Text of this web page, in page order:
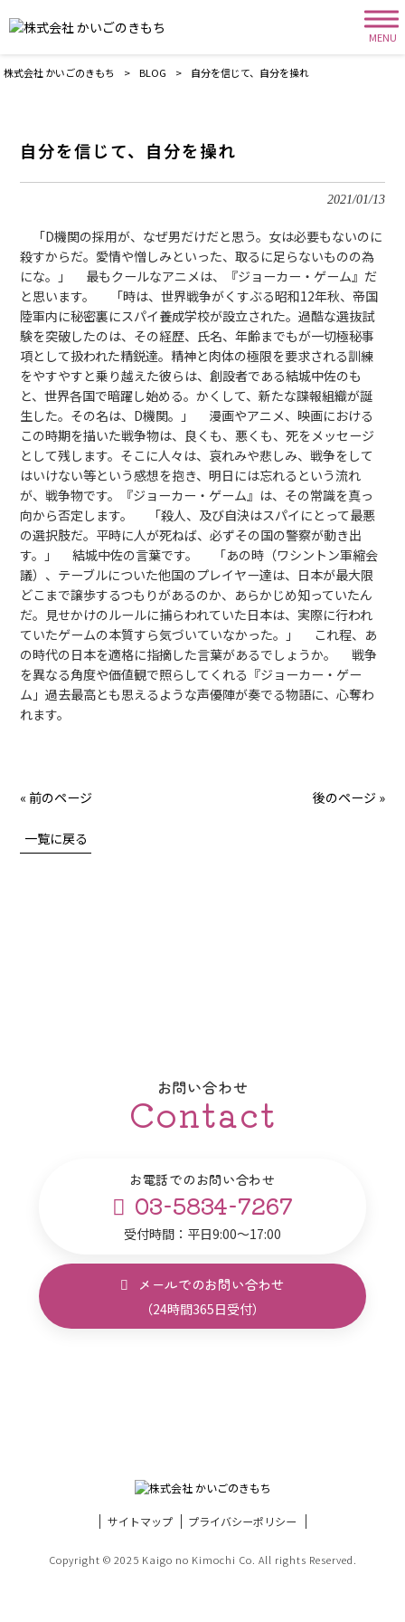
MENU
株式会社 かいごのきもち > BLOG > 自分を信じて、自分を操れ
自分を信じて、自分を操れ
2021/01/13
「D機関の採用が、なぜ男だけだと思う。女は必要もないのに
殺すからだ。愛情や憎しみといった、取るに足らないものの為
にな。」 最もクールなアニメは、『ジョーカー・ゲーム』だ
と思います。 「時は、世界戦争がくすぶる昭和12年秋、帝国
陸軍内に秘密裏にスパイ養成学校が設立された。過酷な選抜試
験を突破したのは、その経歴、氏名、年齢までもが一切極秘事
項として扱われた精鋭達。精神と肉体の極限を要求される訓練
をやすやすと乗り越えた彼らは、創設者である結城中佐のも
と、世界各国で暗躍し始める。かくして、新たな諜報組織が誕
生した。その名は、D機関。」 漫画やアニメ、映画における
この時期を描いた戦争物は、良くも、悪くも、死をメッセージ
として残します。そこに人々は、哀れみや悲しみ、戦争をして
はいけない等という感想を抱き、明日には忘れるという流れ
が、戦争物です。『ジョーカー・ゲーム』は、その常識を真っ
向から否定します。 「殺人、及び自決はスパイにとって最悪
の選択肢だ。平時に人が死ねば、必ずその国の警察が動き出
す。」 結城中佐の言葉です。 「あの時（ワシントン軍縮会
議）、テーブルについた他国のプレイヤー達は、日本が最大限
どこまで譲歩するつもりがあるのか、あらかじめ知っていたん
だ。見せかけのルールに捕らわれていた日本は、実際に行われ
ていたゲームの本質すら気づいていなかった。」 これ程、あ
の時代の日本を適格に指摘した言葉があるでしょうか。 戦争
を異なる角度や価値観で照らしてくれる『ジョーカー・ゲー
ム」過去最高とも思えるような声優陣が奏でる物語に、心奪わ
れます。
« 前のページ 後のページ »
一覧に戻る
お問い合わせ
Contact
お電話でのお問い合わせ
03-5834-7267
受付時間：平日9:00～17:00
メールでのお問い合わせ
（24時間365日受付）
サイトマップ プライバシーポリシー
Copyright © 2025 Kaigo no Kimochi Co. All rights Reserved.